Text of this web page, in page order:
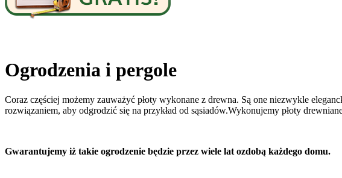
Ogrodzenia i pergole
Coraz częściej możemy zauważyć płoty wykonane z drewna. Są one niezwykle
rozwiązaniem, aby odgrodzić się na przykład od sąsiadów.Wykonujemy płoty
Gwarantujemy iż takie ogrodzenie będzie przez wiele lat ozdobą każdego domu.